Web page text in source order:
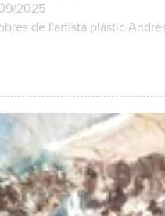
2025
de l'artista plàstic